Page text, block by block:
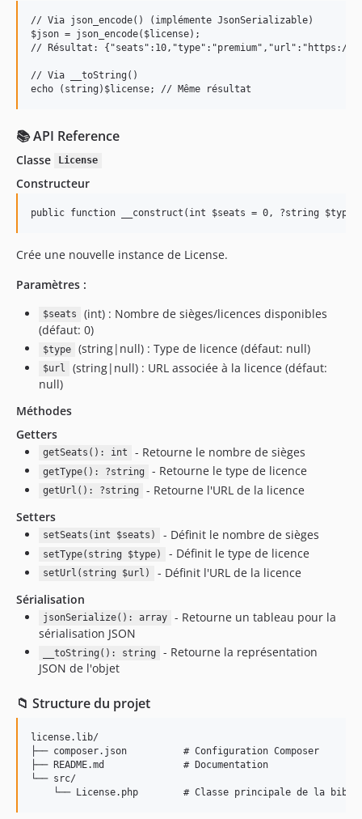
// Via json_encode() (implémente JsonSerializable)
$json = json_encode($license);
// Résultat: {"seats":10,"type":"premium","url":"https://
// Via __toString()
📚 API Reference
Classe License
Constructeur
Crée une nouvelle instance de License.
Paramètres :
$seats
(int) : Nombre de sièges/licences disponibles
(défaut: 0)
$type (string|null) : Type de licence (défaut: null)
$url
(string|null) : URL associée à la licence (défaut:
null)
Méthodes
Getters
getSeats(): int - Retourne le nombre de sièges
getType(): ?string - Retourne le type de licence
getUrl(): ?string
- Retourne l'URL de la licence
Setters
setSeats(int $seats) - Définit le nombre de sièges
setType(string $type) - Définit le type de licence
setUrl(string $url)
- Définit l'URL de la licence
Sérialisation
jsonSerialize(): array
- Retourne un tableau pour la
sérialisation JSON
__toString(): string
- Retourne la représentation
JSON de l'objet
📁 Structure du projet
license.lib/
├── composer.json          # Configuration Composer
├── README.md              # Documentation
└── src/